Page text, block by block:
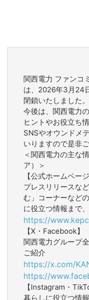
関西電力 ファンコ
は、2026年3月24
閉鎖いたしました。
今後は、関西電力
ヒントやお役立ち
SNSやオウンドメ
いりますので是非
＜関西電力の主な
ア）＞
【公式ホームページ
プレスリリースな
む」コーナーなど
に役立つ情報まで
https://
【X・Facebook】
関西電力グループ
ご紹介
https://x.com/
https://
【Instagram・
暮らしに役立つ情